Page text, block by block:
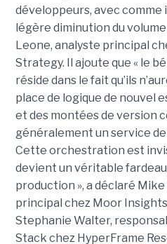
développeurs, avec comme
légère diminution du
Leone, analyste principal
Strategy. Il ajoute que « le
réside dans le fait qu’ils
place de logique de nouvel
et des montées de version
généralement un service
Cette orchestration est
devient un véritable
production », a déclaré
principal chez Moor
Stephanie Walter,
Stack chez HyperFrame